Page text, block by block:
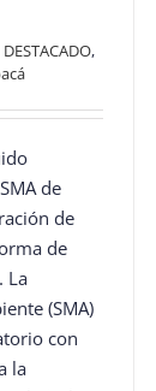
DESTACADO,
de
de
de
La
(SMA)
con
la